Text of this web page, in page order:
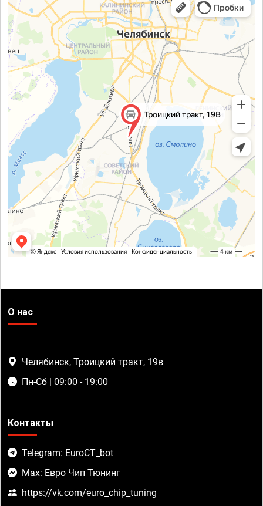
О нас
Челябинск, Троицкий тракт, 19в
Пн-Сб | 09:00 - 19:00
Контакты
Telegram: EuroCT_bot
Max: Евро Чип Тюнинг
https://vk.com/euro_chip_tuning